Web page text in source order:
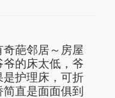
葩邻居～房屋
的床太低，爷
护理床，可折
直是面面俱到